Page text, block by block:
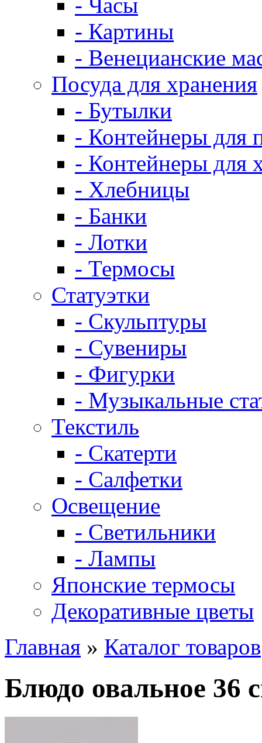
- Картины
- Венецианские
Посуда для хранения
- Бутылки
- Контейнеры для
- Контейнеры для
- Хлебницы
- Банки
- Лотки
- Термосы
Статуэтки
- Скульптуры
- Сувениры
- Фигурки
- Музыкальные
Текстиль
- Скатерти
- Салфетки
Освещение
- Светильники
- Лампы
Японские термосы
Декоративные цветы
Главная » Каталог товаров
Блюдо овальное 36